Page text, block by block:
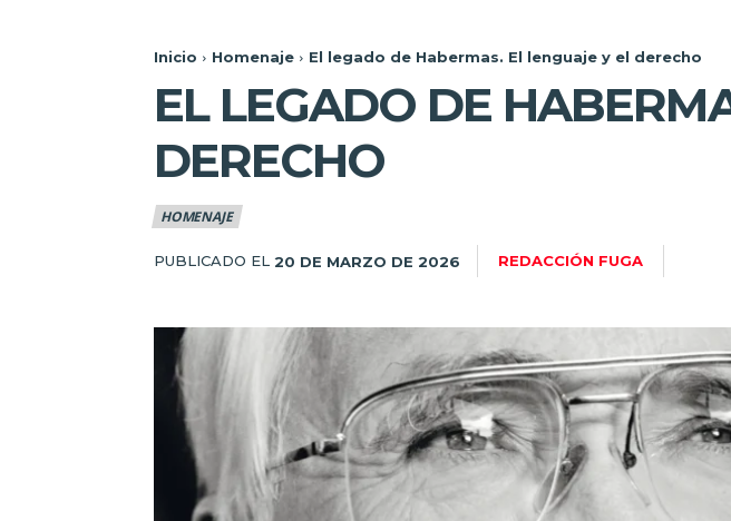
Inicio Homenaje El legado de Habermas. El lenguaje y el derecho
EL LEGADO DE
DERECHO
HOMENAJE
PUBLICADO EL 20 DE MARZO DE 2026 REDACCIÓN FUGA